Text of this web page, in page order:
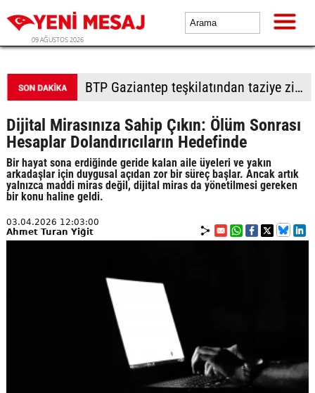
09 AĞUSTOS 2026
BTP Gaziantep teşkilatından taziye ziyareti: Cevizli köyü halkıyla buluşma
Dijital Mirasınıza Sahip Çıkın: Ölüm Sonrası
Hesaplar Dolandırıcıların Hedefinde
Bir hayat sona erdiğinde geride kalan aile üyeleri ve yakın
arkadaşlar için duygusal açıdan zor bir süreç başlar. Ancak artık
yalnızca maddi miras değil, dijital miras da yönetilmesi gereken
bir konu haline geldi.
03.04.2026 12:03:00
Ahmet Turan Yiğit